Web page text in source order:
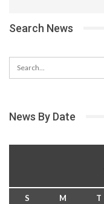
Search News
News By Date
S M T